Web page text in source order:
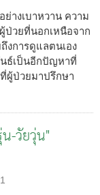
างเบาหวาน ความ
ป่วยที่นอกเหนือจาก
งการดูแลตนเอง
ธ์เป็นอีกปัญหาที่
ผู้ป่วยมาปรึกษา
-วัยวุ่น"